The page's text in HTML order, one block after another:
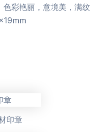
彩艳丽，意境美，满纹
印章